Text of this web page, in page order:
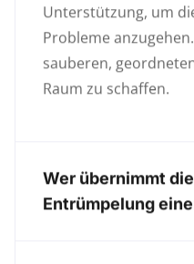
Unterstützung, um
Probleme
sauberen,
Raum zu schaffen.
Wer übernimmt
Entrümpelung